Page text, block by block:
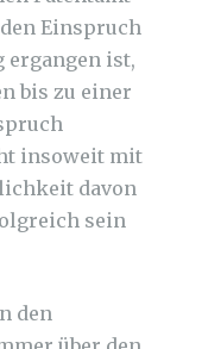
Einspruch
ergangen ist,
bis zu einer
insoweit mit
davon
sein
den